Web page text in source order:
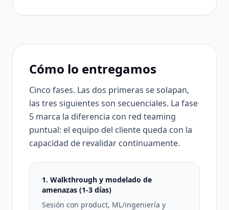
Cómo lo entregamos
Cinco fases. Las dos primeras se solapan,
las tres siguientes son secuenciales. La fase
5 marca la diferencia con red teaming
puntual: el equipo del cliente queda con la
capacidad de revalidar continuamente.
1. Walkthrough y modelado de
amenazas (1-3 días)
Sesión con product, ML/ingeniería y